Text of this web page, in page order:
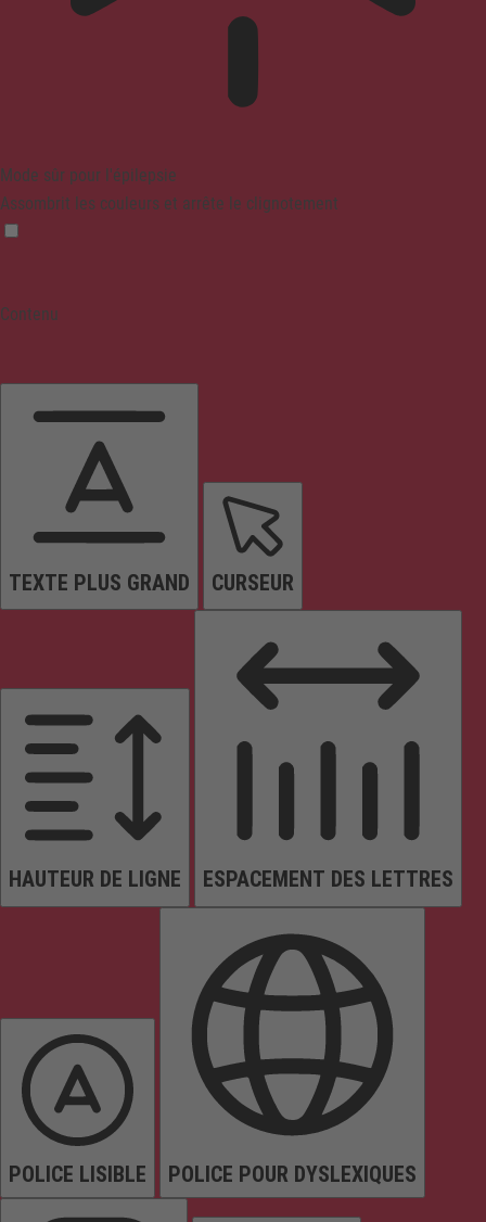
Mode sûr pour l'épilepsie
Assombrit les couleurs et arrête le clignotement
Contenu
TEXTE PLUS GRAND CURSEUR
HAUTEUR DE LIGNE ESPACEMENT DES LETTRES
POLICE LISIBLE POLICE POUR DYSLEXIQUES